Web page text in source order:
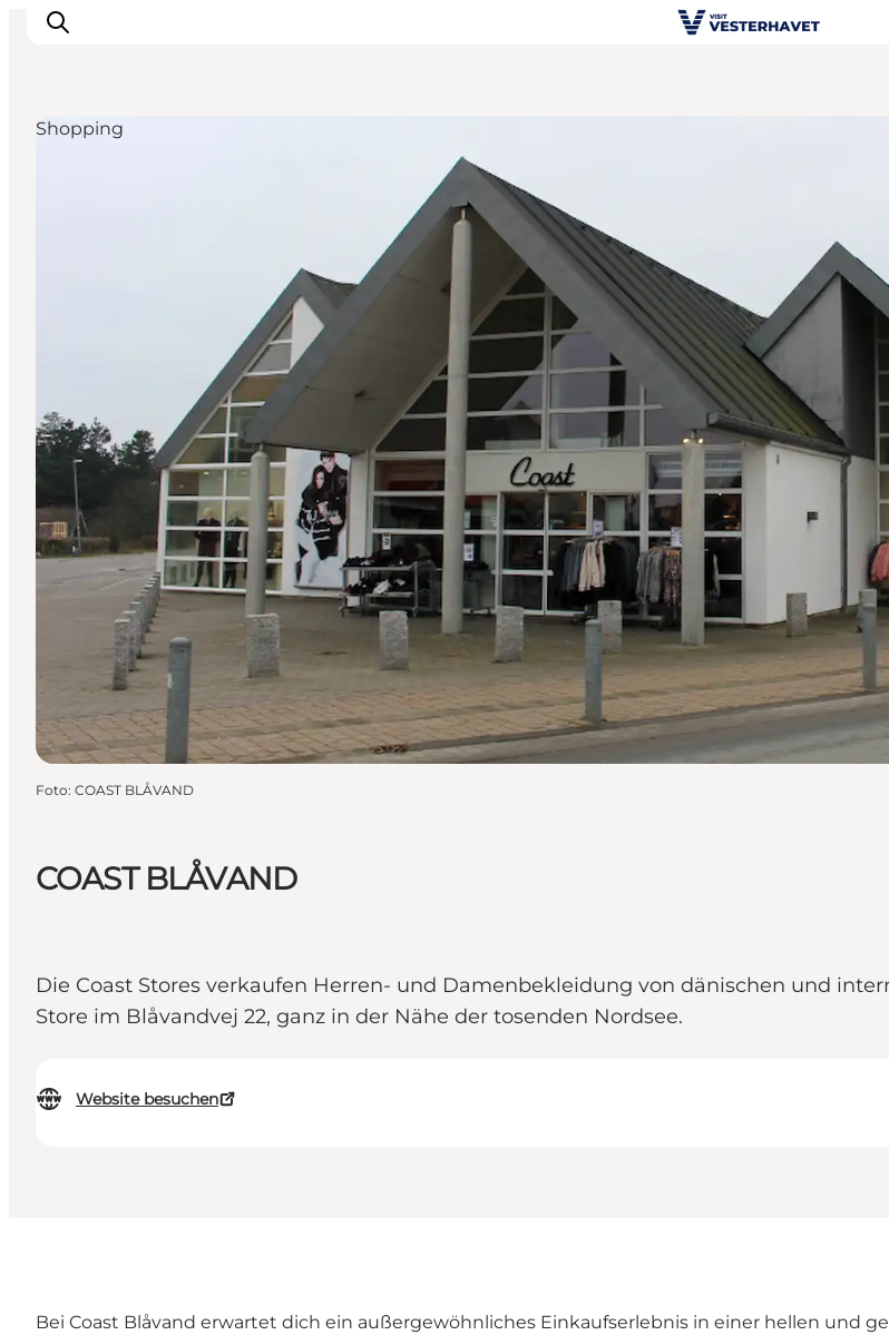
Essen & Übernachtung
Plane deine Reise
COAST BLÅVAND
Die Coast Stores verkaufen Herren- und Damenbekleidung von dänischen und
Store im Blåvandvej 22, ganz in der Nähe der tosenden Nordsee.
Website besuchen
Shopping
Foto: COAST BLÅVAND
Bei Coast Blåvand erwartet dich ein außergewöhnliches Einkaufserlebnis in einer hellen und